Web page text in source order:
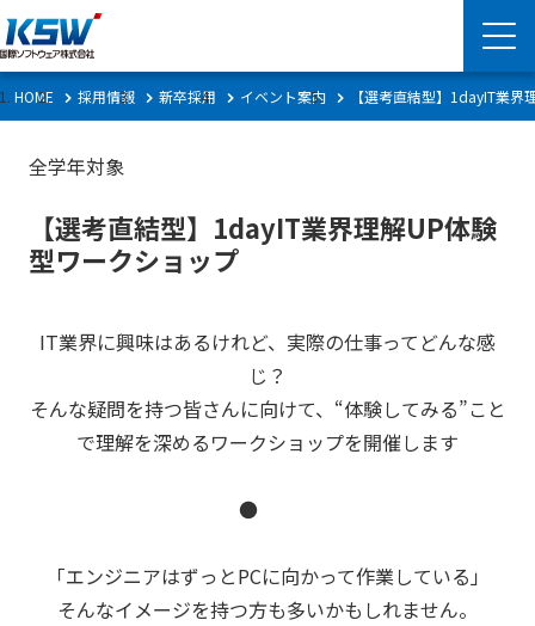
HOME 採用情報 新卒採用 イベント案内 【選考直結型】1dayIT業
全学年対象
【選考直結型】1dayIT業界理解UP体験
型ワークショップ
IT業界に興味はあるけれど、実際の仕事ってどんな感
じ？
そんな疑問を持つ皆さんに向けて、“体験してみる”こと
で理解を深めるワークショップを開催します
●
「エンジニアはずっとPCに向かって作業している」
そんなイメージを持つ方も多いかもしれません。